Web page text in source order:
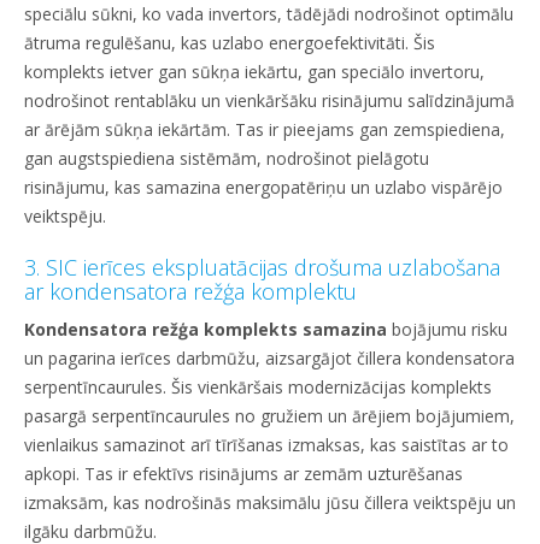
speciālu sūkni, ko vada invertors, tādējādi nodrošinot optimālu
ātruma regulēšanu, kas uzlabo energoefektivitāti. Šis
komplekts ietver gan sūkņa iekārtu, gan speciālo invertoru,
nodrošinot rentablāku un vienkāršāku risinājumu salīdzinājumā
ar ārējām sūkņa iekārtām. Tas ir pieejams gan zemspiediena,
gan augstspiediena sistēmām, nodrošinot pielāgotu
risinājumu, kas samazina energopatēriņu un uzlabo vispārējo
veiktspēju.
3. SIC ierīces ekspluatācijas drošuma uzlabošana
ar kondensatora režģa komplektu
Kondensatora režģa komplekts samazina bojājumu risku
un pagarina ierīces darbmūžu, aizsargājot čillera kondensatora
serpentīncaurules. Šis vienkāršais modernizācijas komplekts
pasargā serpentīncaurules no gružiem un ārējiem bojājumiem,
vienlaikus samazinot arī tīrīšanas izmaksas, kas saistītas ar to
apkopi. Tas ir efektīvs risinājums ar zemām uzturēšanas
izmaksām, kas nodrošinās maksimālu jūsu čillera veiktspēju un
ilgāku darbmūžu.